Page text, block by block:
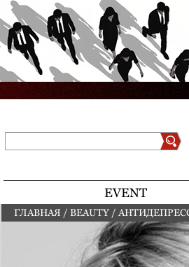
Jump to navigation
EVENT
ГЛАВНАЯ / BEAUTY /